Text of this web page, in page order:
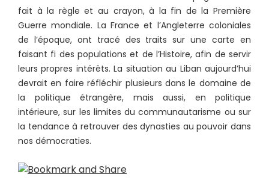
fait à la règle et au crayon, à la fin de la Première
Guerre mondiale. La France et l’Angleterre coloniales
de l’époque, ont tracé des traits sur une carte en
faisant fi des populations et de l’Histoire, afin de servir
leurs propres intérêts. La situation au Liban aujourd’hui
devrait en faire réfléchir plusieurs dans le domaine de
la politique étrangère, mais aussi, en politique
intérieure, sur les limites du communautarisme ou sur
la tendance à retrouver des dynasties au pouvoir dans
nos démocraties.